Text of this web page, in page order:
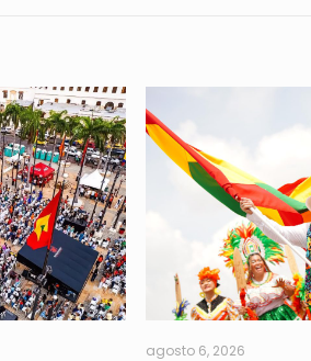
agosto 6, 2026